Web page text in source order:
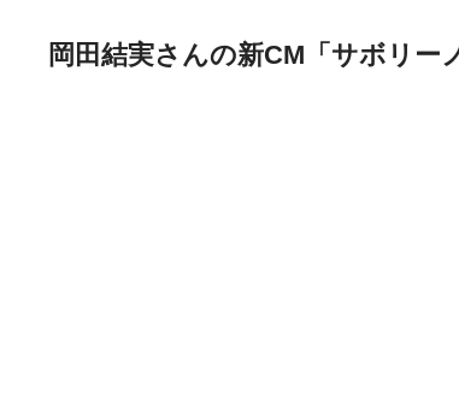
岡田結実さんの新CM「サボリー